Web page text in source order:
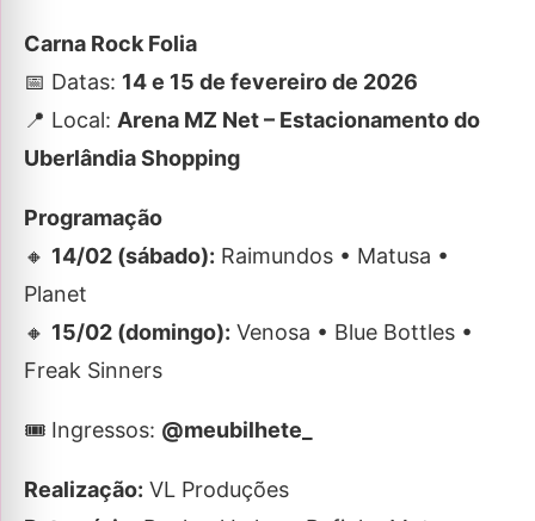
Carna Rock Folia
📅 Datas: 14 e 15 de fevereiro de 2026
📍 Local: Arena MZ Net – Estacionamento do
Uberlândia Shopping
Programação
🔸 14/02 (sábado): Raimundos • Matusa •
Planet
🔸 15/02 (domingo): Venosa • Blue Bottles •
Freak Sinners
🎟 Ingressos: @meubilhete_
Realização: VL Produções